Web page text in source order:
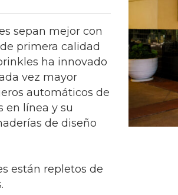
sepan mejor con
primera calidad
ha innovado
vez mayor
automáticos de
en línea y su
de diseño
están repletos de